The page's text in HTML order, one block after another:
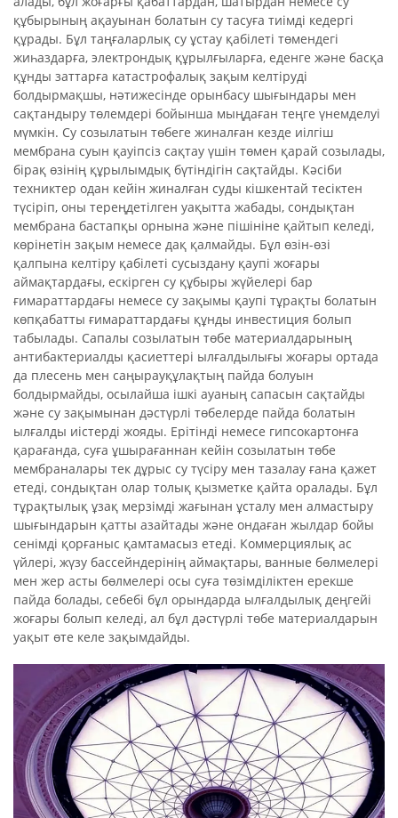
құбырының ақауынан болатын су тасуға тиімді кедергі
құрады. Бұл таңғаларлық су ұстау қабілеті төмендегі
жиһаздарға, электрондық құрылғыларға, еденге және басқа
құнды заттарға катастрофалық зақым келтіруді
болдырмақшы, нәтижесінде орынбасу шығындары мен
сақтандыру төлемдері бойынша мыңдаған теңге үнемделуі
мүмкін. Су созылатын төбеге жиналған кезде иілгіш
мембрана суын қауіпсіз сақтау үшін төмен қарай созылады,
бірақ өзінің құрылымдық бүтіндігін сақтайды. Кәсіби
техниктер одан кейін жиналған суды кішкентай тесіктен
түсіріп, оны тереңдетілген уақытта жабады, сондықтан
мембрана бастапқы орнына және пішініне қайтып келеді,
көрінетін зақым немесе дақ қалмайды. Бұл өзін-өзі
қалпына келтіру қабілеті сусыздану қаупі жоғары
аймақтардағы, ескірген су құбыры жүйелері бар
ғимараттардағы немесе су зақымы қаупі тұрақты болатын
көпқабатты ғимараттардағы құнды инвестиция болып
табылады. Сапалы созылатын төбе материалдарының
антибактериалды қасиеттері ылғалдылығы жоғары ортада
да плесень мен саңырауқұлақтың пайда болуын
болдырмайды, осылайша ішкі ауаның сапасын сақтайды
және су зақымынан дәстүрлі төбелерде пайда болатын
ылғалды иістерді жояды. Ерітінді немесе гипсокартонға
қарағанда, суға ұшырағаннан кейін созылатын төбе
мембраналары тек дұрыс су түсіру мен тазалау ғана қажет
етеді, сондықтан олар толық қызметке қайта оралады. Бұл
тұрақтылық ұзақ мерзімді жағынан ұсталу мен алмастыру
шығындарын қатты азайтады және ондаған жылдар бойы
сенімді қорғаныс қамтамасыз етеді. Коммерциялық ас
үйлері, жүзу бассейндерінің аймақтары, ванные бөлмелері
мен жер асты бөлмелері осы суға төзімділіктен ерекше
пайда болады, себебі бұл орындарда ылғалдылық деңгейі
жоғары болып келеді, ал бұл дәстүрлі төбе материалдарын
уақыт өте келе зақымдайды.